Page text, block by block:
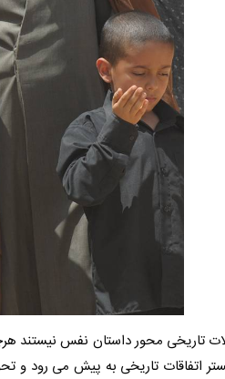
تاریخی محور داستان نفس نیستند
اتفاقات تاریخی به پیش می رود و